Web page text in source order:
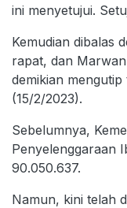
ini menyetujui.
Kemudian dibalas
rapat, dan
demikian
(15/2/2023).
Sebelumnya,
Penyelenggaraan
90.050.637.
Namun, kini telah